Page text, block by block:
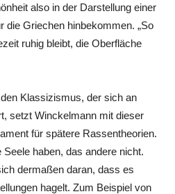
also in der Darstellung einer
die Griechen hinbekommen. „So
ruhig bleibt, die Oberfläche
Klassizismus, der sich an
setzt Winckelmann mit dieser
für spätere Rassentheorien.
haben, das andere nicht.
dermaßen daran, dass es
hagelt. Zum Beispiel von